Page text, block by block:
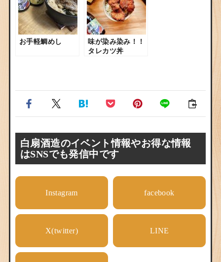
お手軽鯛めし
味が染み染み！！
タレカツ丼
白扇酒造のイベント情報やお得な情報
はSNSでも発信中です
Instagram facebook
X(twitter) LINE